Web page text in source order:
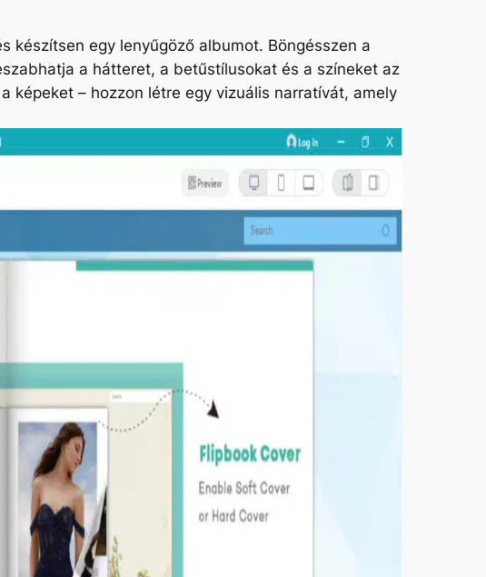
készítsen egy lenyűgöző albumot. Böngésszen a
a hátteret, a betűstílusokat és a színeket az
képeket – hozzon létre egy vizuális narratívát, amely